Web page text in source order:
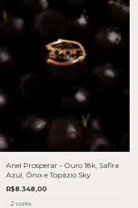
Anel Prosperar - Ouro 18k, Safira
Azul, Ônix e Topázio Sky
R$8.348,00
2 cores